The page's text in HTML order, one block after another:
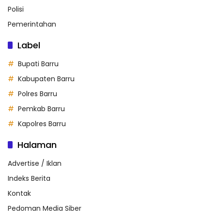
Polisi
Pemerintahan
Label
Bupati Barru
Kabupaten Barru
Polres Barru
Pemkab Barru
Kapolres Barru
Halaman
Advertise / Iklan
Indeks Berita
Kontak
Pedoman Media Siber